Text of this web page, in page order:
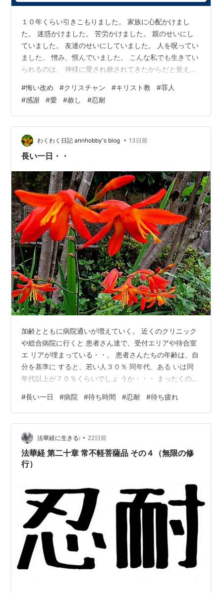
１０年くらい引きこもりました。 家族に心配かけまし
た。 迷惑かけました。 苦労かけました。 親のせいにし
ていました。 友達のせいにしていました。 人を呪ってい
ました。 憎み、恨んでいました。 こんな私でも生きてい
られるのは、 神様に愛され赦されてきたからだと覚えま
ほぼないです。 人の為にしてきたこと、引きこもってか
らはないです。 その頃から本当に聖霊様がいなくなった
と思います。 うつ状態で身動きが取れませんでした。 も
ちろん働くこともままならず。 それなのに、神様は、私
に衣食住を与えてくださいました。 こんな私を養ってく
ださいました。 ごめ…
#悔い改め #クリスチャン #キリスト教 #罪人
#感謝 #愛 #赦し #忍耐
わくわく日記 annhobby's blog • 13日前
長い一日・・
加齢とともに病院通いが増えていく。 近くのクリニック
や総合病院に行くと 患者さん達で、受付エリアや待合室
エ リアが埋まっている・・。 患者さんたちの年齢は、自
分を基準に すると、若い人３０％ 同年代、ある いは同
年代以上が７０％くらいでしょ うか・・・ まったくのい
当然待ち 時間も長くなるんだと理解できますが 今日のス
ケジュールを振り返ると・・ １２：４５ 病院到着 受付
順番表を受け取り・・ １３：１５ １次受付済 １３：３
０ ２次受付終了後、診療の 待合室 １６：１０ 診療呼び
出し １６：２０ 会計 １６：３５ 帰路へ・・ およそ４時
間半の…
#長い一日 #病院 #待ち時間 #忍耐 #待ち疲れ
法華経に生きる❕ • 22日前
法華経 第二十章 常不軽菩薩品 その４（無限の修
行）